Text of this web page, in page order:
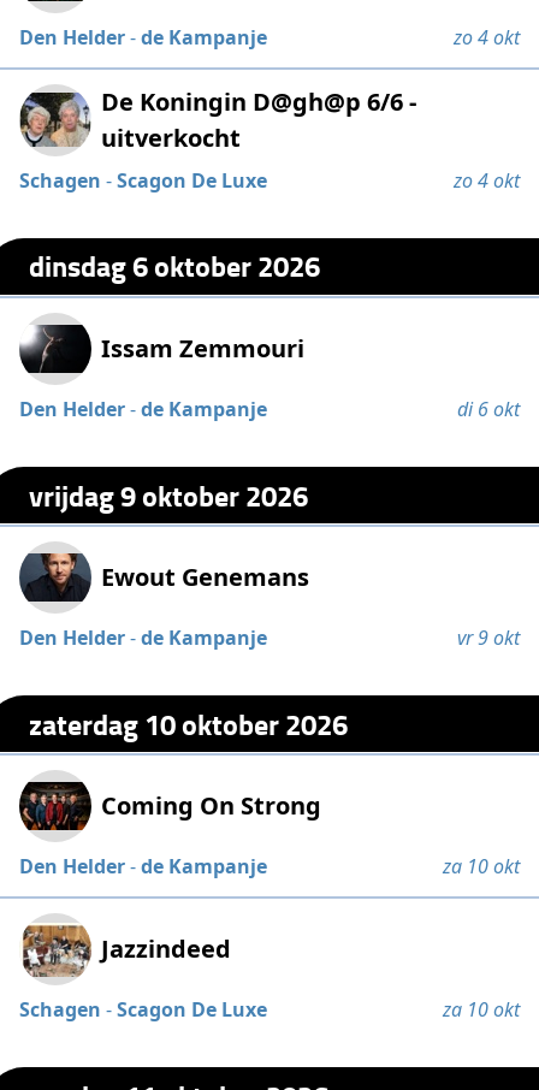
Den Helder-de Kampanje zo 4 okt
De Koningin D@gh@p 6/6 -
uitverkocht
Schagen -Scagon De Luxe zo 4 okt
dinsdag 6 oktober 2026
Issam Zemmouri
Den Helder-de Kampanje di 6 okt
vrijdag 9 oktober 2026
Ewout Genemans
Den Helder-de Kampanje vr 9 okt
zaterdag 10 oktober 2026
Coming On Strong
Den Helder-de Kampanje za 10 okt
Jazzindeed
Schagen -Scagon De Luxe za 10 okt